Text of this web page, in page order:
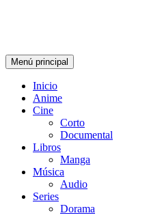
Buscar
Menú principal
Inicio
Anime
Cine
Corto
Documental
Libros
Manga
Música
Audio
Series
Dorama